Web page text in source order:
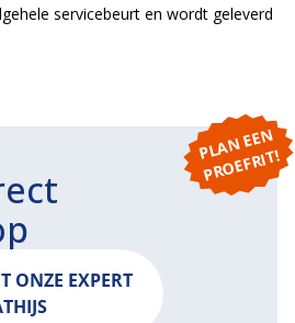
servicebeurt en wordt geleverd
P
L
A
N
E
E
N
P
R
O
E
F
RI
T!
ONZE EXPERT